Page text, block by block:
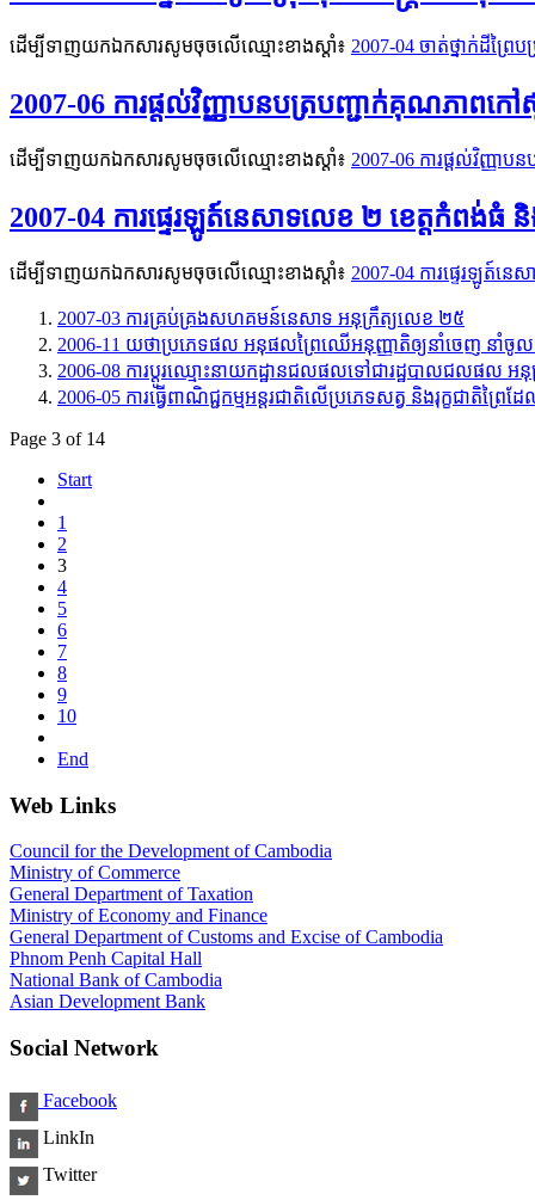
ដើម្បីទាញយកឯកសារសូមចុចលើឈ្មោះខាងស្តាំ៖ 2007-04 ចាត់ថ្នាក់ដីព្រ
2007-06 ការផ្ដល់វិញ្ញាបនបត្របញ្ជាក់គុណភាព
ដើម្បីទាញយកឯកសារសូមចុចលើឈ្មោះខាងស្តាំ៖ 2007-06 ការផ្ដល់វិញ្ញ
2007-04 ការផ្ទេរឡូត៍នេសាទលេខ ២ ខេត្តកំព
ដើម្បីទាញយកឯកសារសូមចុចលើឈ្មោះខាងស្តាំ៖ 2007-04 ការផ្ទេរឡូត៍
2007-03 ការគ្រប់គ្រងសហគមន៍នេសាទ អនុក្រឹត្យលេខ ២៥
2006-11 យថាប្រភេទផល អនុផលព្រៃឈើអនុញ្ញាតិឲ្យនាំចេញ នាំចូ
2006-08 ការប្ដូរឈ្មោះនាយកដ្ឋានជលផលទៅជារដ្ឋបាលជលផល អ
2006-05 ការធ្វើពាណិជ្ជកម្មអន្តរជាតិលើប្រភេទសត្វ និងរុក្ខជាតិព្រ
Page 3 of 14
Start
1
2
3
4
5
6
7
8
9
10
End
Web Links
Council for the Development of Cambodia
Ministry of Commerce
General Department of Taxation
Ministry of Economy and Finance
General Department of Customs and Excise of Cambodia
Phnom Penh Capital Hall
National Bank of Cambodia
Asian Development Bank
Social Network
Facebook
LinkIn
Twitter